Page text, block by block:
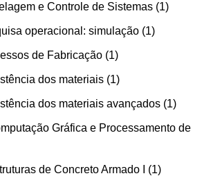
e Controle de Sistemas 1
operacional: simulação 1
de Fabricação 1
dos materiais 1
dos materiais avançados 1
Gráfica e Processamento de
de Concreto Armado I 1